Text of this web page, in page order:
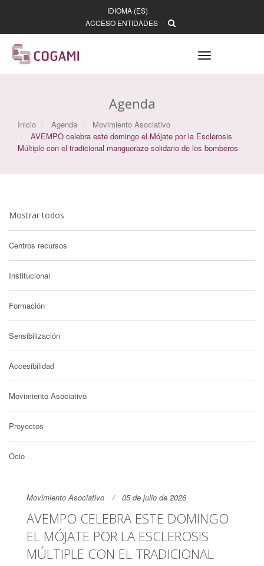
IDIOMA (ES)
ACCESO ENTIDADES
Toggle
Agenda
Inicio Agenda
Movimiento Asociativo
AVEMPO celebra este domingo el Mójate por la Esclerosis
Múltiple con el tradicional manguerazo solidario de los bomberos
Mostrar todos
Centros recursos
Institucional
Formación
Sensibilización
Accesibilidad
Movimiento Asociativo
Proyectos
Ocio
Movimiento Asociativo 05 de julio de 2026
AVEMPO CELEBRA ESTE DOMINGO
EL MÓJATE POR LA ESCLEROSIS
MÚLTIPLE CON EL TRADICIONAL